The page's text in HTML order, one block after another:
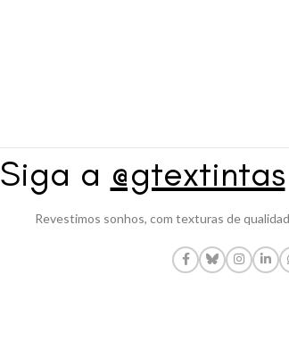
Siga a @gtextintas
Revestimos sonhos, com texturas de